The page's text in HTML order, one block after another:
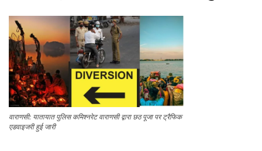
वाराणसी: यातायात पुलिस कमिश्नरेट वाराणसी द्वारा छठ पूजा पर ट्रैफिक
एडवाइजरी हुई जारी